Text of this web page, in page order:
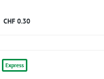
CHF 0.30
Express